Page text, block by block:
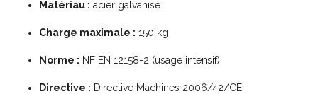
Matériau : acier galvanisé
Charge maximale : 150 kg
Norme : NF EN 12158-2 (usage intensif)
Directive : Directive Machines 2006/42/CE